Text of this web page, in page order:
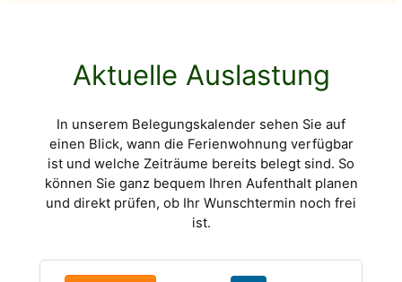
Aktuelle Auslastung
In unserem Belegungskalender sehen Sie auf
einen Blick, wann die Ferienwohnung verfügbar
ist und welche Zeiträume bereits belegt sind. So
können Sie ganz bequem Ihren Aufenthalt planen
und direkt prüfen, ob Ihr Wunschtermin noch frei
ist.